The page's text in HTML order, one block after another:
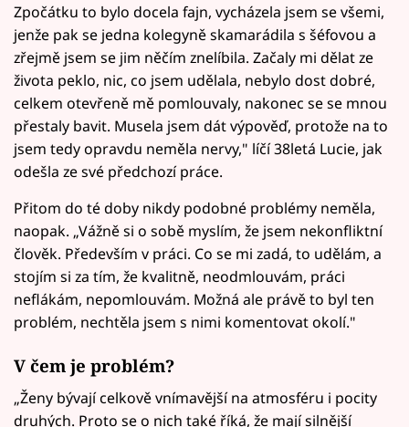
Zpočátku to bylo docela fajn, vycházela jsem se všemi,
jenže pak se jedna kolegyně skamarádila s šéfovou a
zřejmě jsem se jim něčím znelíbila. Začaly mi dělat ze
života peklo, nic, co jsem udělala, nebylo dost dobré,
celkem otevřeně mě pomlouvaly, nakonec se se mnou
přestaly bavit. Musela jsem dát výpověď, protože na to
jsem tedy opravdu neměla nervy," líčí 38letá Lucie, jak
odešla ze své předchozí práce.
Přitom do té doby nikdy podobné problémy neměla,
naopak. „Vážně si o sobě myslím, že jsem nekonfliktní
člověk. Především v práci. Co se mi zadá, to udělám, a
stojím si za tím, že kvalitně, neodmlouvám, práci
neflákám, nepomlouvám. Možná ale právě to byl ten
problém, nechtěla jsem s nimi komentovat okolí."
V čem je problém?
„Ženy bývají celkově vnímavější na atmosféru i pocity
druhých. Proto se o nich také říká, že mají silnější